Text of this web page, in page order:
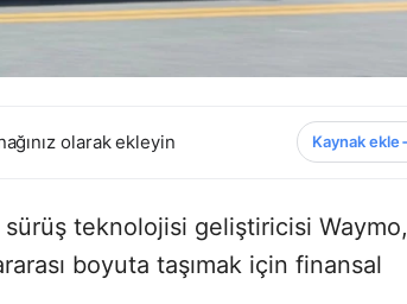
olarak ekleyin Kaynak ekle
teknolojisi geliştiricisi Waymo,
boyuta taşımak için finansal